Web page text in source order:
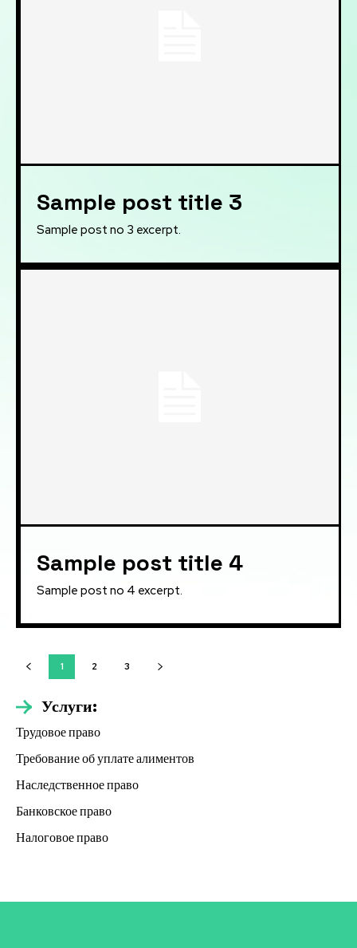
Sample post title 3
Sample post no 3 excerpt.
Sample post title 4
Sample post no 4 excerpt.
1 2 3
Услуги:
Трудовое право
Требование об уплате алиментов
Наследственное право
Банковское право
Налоговое право